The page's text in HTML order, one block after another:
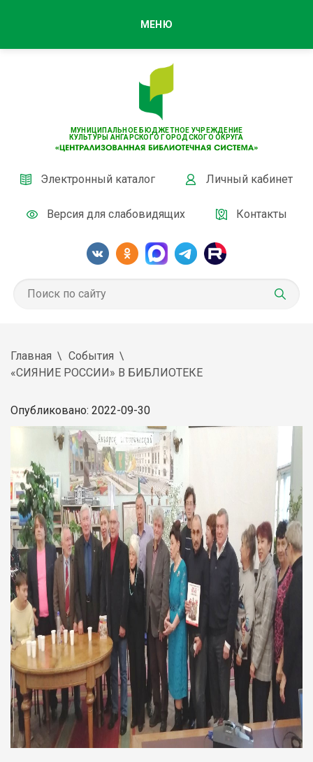
МУНИЦИПАЛЬНОЕ БЮДЖЕТНОЕ УЧРЕЖДЕНИЕ
КУЛЬТУРЫ АНГАРСКОГО ГОРОДСКОГО ОКРУГА
Электронный каталог Личный кабинет
Версия для слабовидящих Контакты
МЕНЮ
Главная
События
«СИЯНИЕ РОССИИ» В БИБЛИОТЕКЕ
Опубликовано: 2022-09-30